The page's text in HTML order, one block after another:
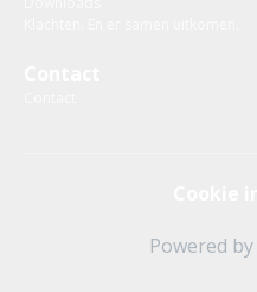
Powered by